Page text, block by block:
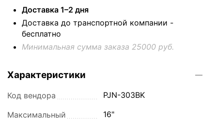
Доставка 1–2 дня
Доставка до транспортной компании -
бесплатно
Минимальная сумма заказа 25000 руб.
Характеристики
Код вендора PJN-303BK
Максимальный
16"